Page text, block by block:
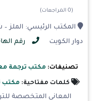
(0 المراجعات)
المكتب الرئيسي: الملز
دوار الكويت
رقم الهاتف
تصنيفات: مكتب ترجمة
كلمات مفتاحية: مكتب
المعانى المتخصصة